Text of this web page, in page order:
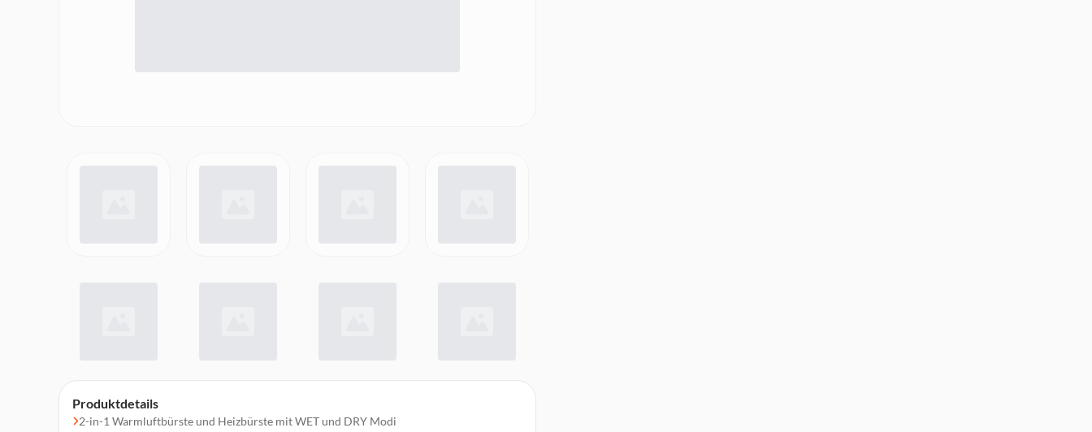
Produktdetails
2-in-1 Warmluftbürste und Heizbürste mit WET und DRY Modi